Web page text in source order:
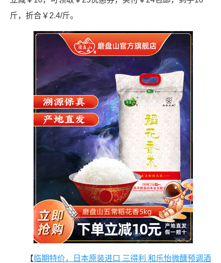
斤，折合￥2.4/斤。
【 临期特价，日本原装进口 三得利 和乐怡微醺预调酒